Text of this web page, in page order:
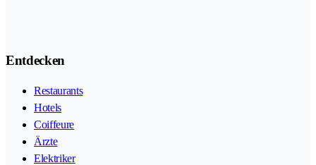
Entdecken
Restaurants
Hotels
Coiffeure
Ärzte
Elektriker